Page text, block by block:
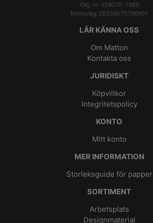
Org. nr: 559070-7989
Momsreg: SE559070798901
LÄR KÄNNA OSS
Om Matton
Kontakta oss
JURIDISKT
Köpvillkor
Integritetspolicy
KONTO
Mitt konto
MER INFORMATION
Storleksguide för papper
SORTIMENT
Arbetsplats
Designmaterial